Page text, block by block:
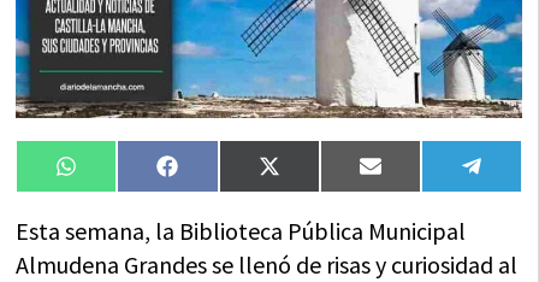
Compartir
en
WhatsAppCompartir
en
FacebookCompartir
en
X
(Twitter)
Compartir
en
Email
en
Esta semana, la Biblioteca Pública Municipal
Almudena Grandes se llenó de risas y curiosidad al